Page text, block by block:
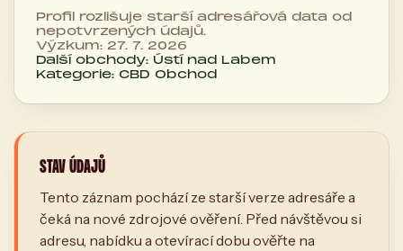
Profil rozlišuje starší adresářová data od
nepotvrzených údajů.
Výzkum: 27. 7. 2026
Další obchody: Ústí nad Labem
Kategorie: CBD Obchod
STAV ÚDAJŮ
Tento záznam pochází ze starší verze adresáře a
čeká na nové zdrojové ověření. Před návštěvou si
adresu, nabídku a otevírací dobu ověřte na